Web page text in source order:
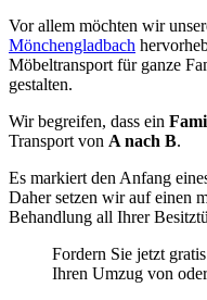
Vor allem möchten wir
Mönchengladbach
Möbeltransport für ganze
gestalten.
Wir begreifen, dass ein
Transport von A nach B.
Es markiert den Anfang
Daher setzen wir auf einen
Behandlung all Ihrer
Fordern Sie jetzt
Ihren Umzug von